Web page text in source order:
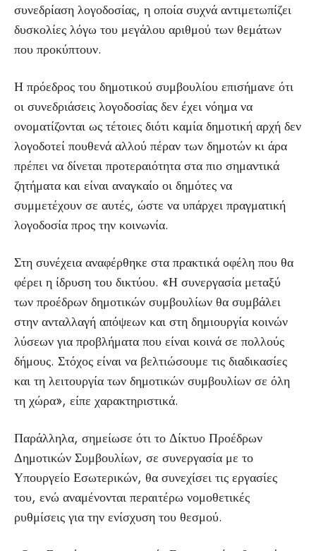
συνεδρίαση λογοδοσίας, η οποία συχνά αντιμετωπίζει
δυσκολίες λόγω του μεγάλου αριθμού των θεμάτων
που προκύπτουν.
Η πρόεδρος του δημοτικού συμβουλίου επισήμανε ότι
οι συνεδριάσεις λογοδοσίας δεν έχει νόημα να
ονοματίζονται ως τέτοιες διότι καμία δημοτική αρχή δεν
λογοδοτεί πουθενά αλλού πέραν των δημοτών κι άρα
πρέπει να δίνεται προτεραιότητα στα πιο σημαντικά
ζητήματα και είναι αναγκαίο οι δημότες να
συμμετέχουν σε αυτές, ώστε να υπάρχει πραγματική
λογοδοσία προς την κοινωνία.
Στη συνέχεια αναφέρθηκε στα πρακτικά οφέλη που θα
φέρει η ίδρυση του δικτύου. «Η συνεργασία μεταξύ
των προέδρων δημοτικών συμβουλίων θα συμβάλει
στην ανταλλαγή απόψεων και στη δημιουργία κοινών
λύσεων για προβλήματα που είναι κοινά σε πολλούς
δήμους. Στόχος είναι να βελτιώσουμε τις διαδικασίες
και τη λειτουργία των δημοτικών συμβουλίων σε όλη
τη χώρα», είπε χαρακτηριστικά.
Παράλληλα, σημείωσε ότι το Δίκτυο Προέδρων
Δημοτικών Συμβουλίων, σε συνεργασία με το
Υπουργείο Εσωτερικών, θα συνεχίσει τις εργασίες
του, ενώ αναμένονται περαιτέρω νομοθετικές
ρυθμίσεις για την ενίσχυση του θεσμού.